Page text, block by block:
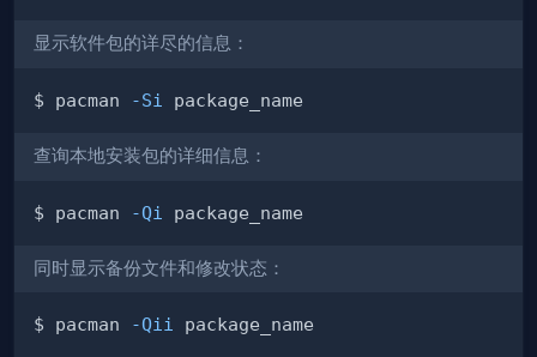
显示软件包的详尽的信息：
$ pacman -Si
查询本地安装包的详细信息：
$ pacman -Qi
同时显示备份文件和修改状态：
$ pacman -Qii